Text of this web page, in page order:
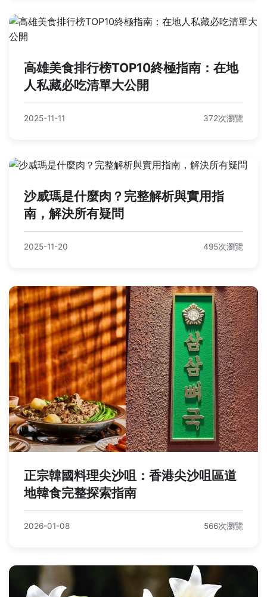
高雄美食排行榜TOP10終極指南：在地
人私藏必吃清單大公開
2025-11-11 372次瀏覽
沙威瑪是什麼肉？完整解析與實用指
南，解決所有疑問
2025-11-20 495次瀏覽
正宗韓國料理尖沙咀：香港尖沙咀區道
地韓食完整探索指南
2026-01-08 566次瀏覽